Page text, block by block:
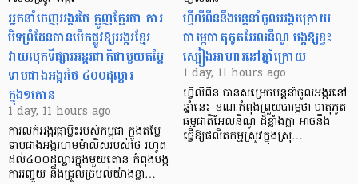
អ្នកនាំចេញអង្ករថៃ ត្អូញត្អែរថា ការ
បិទព្រំដែនបានបើកផ្លូវឱ្យអង្ករខ្មែរ
វាយលុកទីផ្សារអន្តរជាតិជាមួយតម្លៃ
ទាបជាងអង្ករថៃ ៤០០ដុល្លារ
ក្នុង១តោន
1 day, 11 hours ago
ការលក់អង្ករផ្កាម្លិះរបស់កម្ពុជា ក្នុងតម្លៃ
ទាបជាងអង្ករហមម៉ាលិសរបស់ថៃ រហូត
ដល់៤០០ដុល្លារក្នុងមួយតោន កំពុងបង្ក
ការរញ្ជួយ និងជ្រួលច្របល់យ៉ាងខ្លា…
ហ្វីលីពីននឹងបន្តនាំចូលអង្ករក្រោយ
បារម្ភបាតុភូតអែលនីណូ បង្កឱ្យខ្វះ
ស្បៀងអាហារនៅឆ្នាំក្រោយ
1 day, 11 hours ago
ហ្វីលីពីន បាន​សម្រេចបន្តនាំចូលអង្ករនៅ
ឆ្នាំនេះ ខណៈកំពុងព្រួយបារម្ភថា បាតុភូត
ធម្មជាតិអែលនីណូ ដ៏ខ្លាំងក្លា​ អាចនឹង
ធ្វើឱ្យផលិតកម្មស្រូវក្នុងស្រុ…